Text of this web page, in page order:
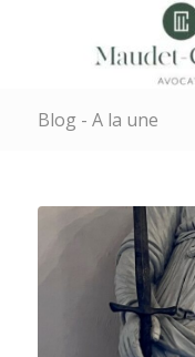
Blog - A la une